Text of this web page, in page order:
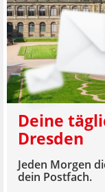
Deine
Dresden
Jeden Morgen
dein Postfach.